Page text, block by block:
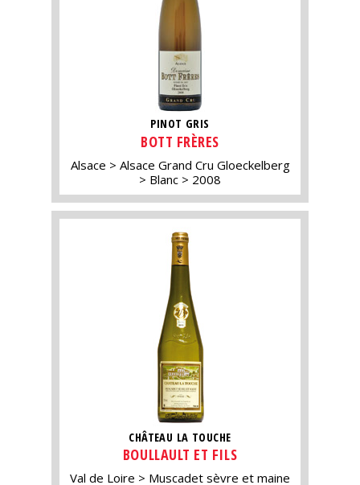
PINOT GRIS
BOTT FRÈRES
Alsace
Alsace Grand Cru Gloeckelberg
Blanc
2008
CHÂTEAU LA TOUCHE
BOULLAULT ET FILS
Val de Loire
Muscadet sèvre et maine